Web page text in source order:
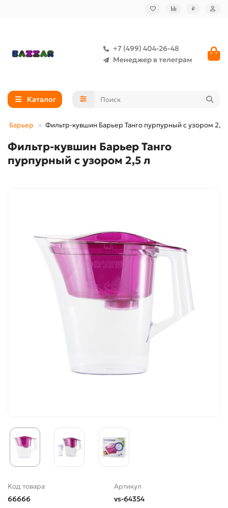
₽
+7 (499) 404-26-48
Менеджер в телеграм
Каталог
Барьер Фильтр-кувшин Барьер Танго пурпурный с узором 2,5
Фильтр-кувшин Барьер Танго
пурпурный с узором 2,5 л
Код товара
66666
Артикул
vs-64354